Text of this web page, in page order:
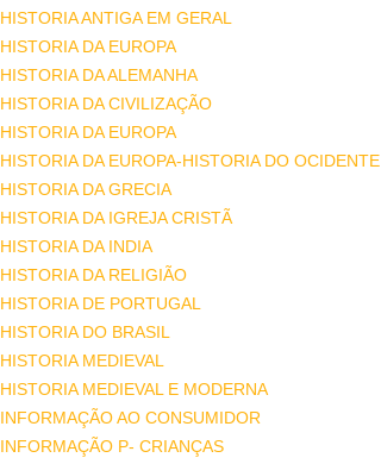
HISTORIA ANTIGA EM GERAL
HISTORIA DA EUROPA
HISTORIA DA ALEMANHA
HISTORIA DA CIVILIZAÇÃO
HISTORIA DA EUROPA
HISTORIA DA EUROPA-HISTORIA DO OCIDENTE
HISTORIA DA GRECIA
HISTORIA DA IGREJA CRISTÃ
HISTORIA DA INDIA
HISTORIA DA RELIGIÃO
HISTORIA DE PORTUGAL
HISTORIA DO BRASIL
HISTORIA MEDIEVAL
HISTORIA MEDIEVAL E MODERNA
INFORMAÇÃO AO CONSUMIDOR
INFORMAÇÃO P- CRIANÇAS